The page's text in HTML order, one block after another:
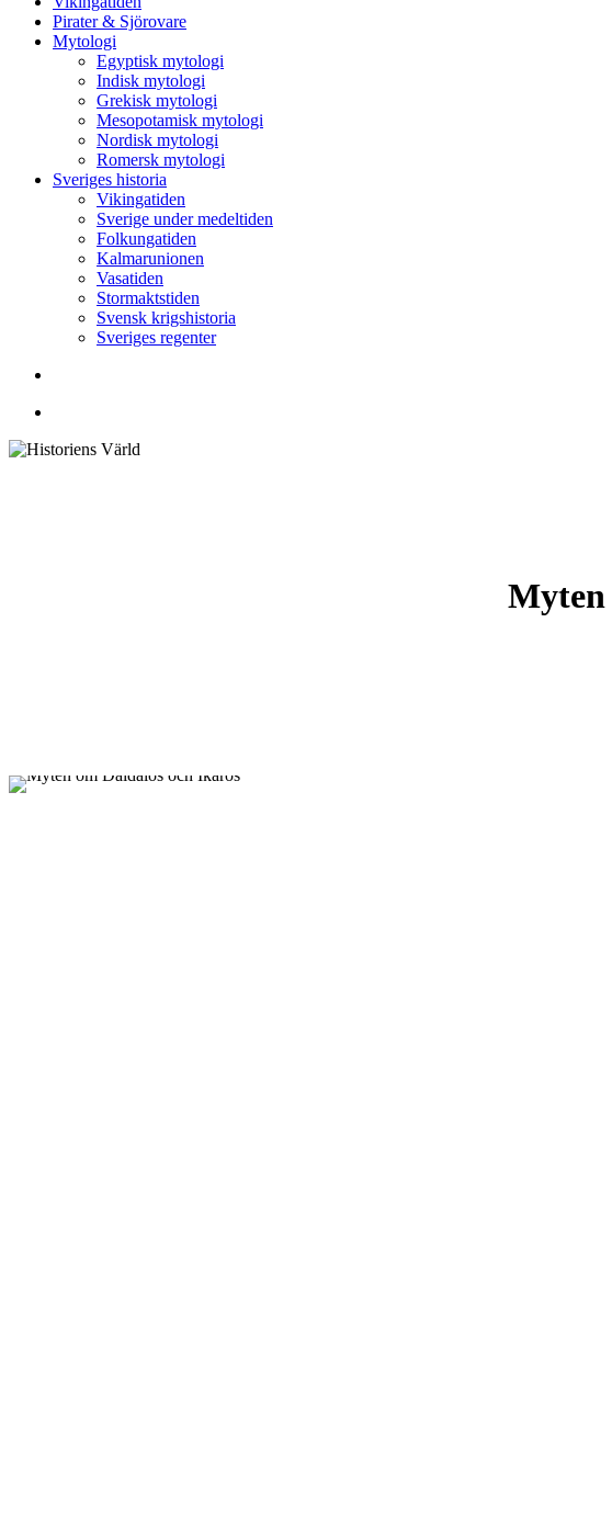
Pirater & Sjörovare
Mytologi
Egyptisk mytologi
Indisk mytologi
Grekisk mytologi
Mesopotamisk mytologi
Nordisk mytologi
Romersk mytologi
Sveriges historia
Vikingatiden
Sverige under medeltiden
Folkungatiden
Kalmarunionen
Vasatiden
Stormaktstiden
Svensk krigshistoria
Sveriges regenter
Myten